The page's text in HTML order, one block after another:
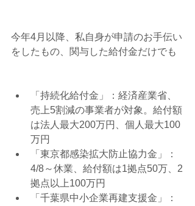
今年4月以降、私自身が申請のお手伝い
をしたもの、関与した給付金だけでも
「持続化給付金」：経済産業省、
売上5割減の事業者が対象。給付額
は法人最大200万円、個人最大100
万円
「東京都感染拡大防止協力金」：
4/8～休業、給付額は1拠点50万、2
拠点以上100万円
「千葉県中小企業再建支援金」：